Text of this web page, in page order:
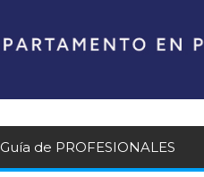
Guía de PROFESIONALES